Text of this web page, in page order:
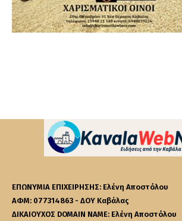
ΕΠΩΝΥΜΙΑ ΕΠΙΧΕΙΡΗΣΗΣ: Ελένη Αποστόλου
ΑΦΜ: 077314863 - ΔΟΥ Καβάλας
ΔΙΚΑΙΟΥΧΟΣ DOMAIN NAME: Ελένη Αποστόλου